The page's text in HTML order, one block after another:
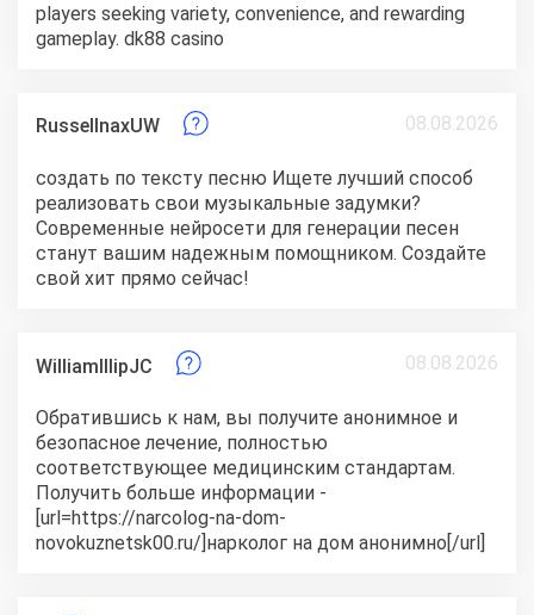
players seeking variety, convenience, and rewarding
gameplay. dk88 casino
RussellnaxUW 08.08.2026
создать по тексту песню Ищете лучший способ
реализовать свои музыкальные задумки?
Современные нейросети для генерации песен
станут вашим надежным помощником. Создайте
свой хит прямо сейчас!
WilliamIllipJC 08.08.2026
Обратившись к нам, вы получите анонимное и
безопасное лечение, полностью
соответствующее медицинским стандартам.
Получить больше информации -
[url=https://narcolog-na-dom-
novokuznetsk00.ru/]нарколог на дом анонимно[/url]